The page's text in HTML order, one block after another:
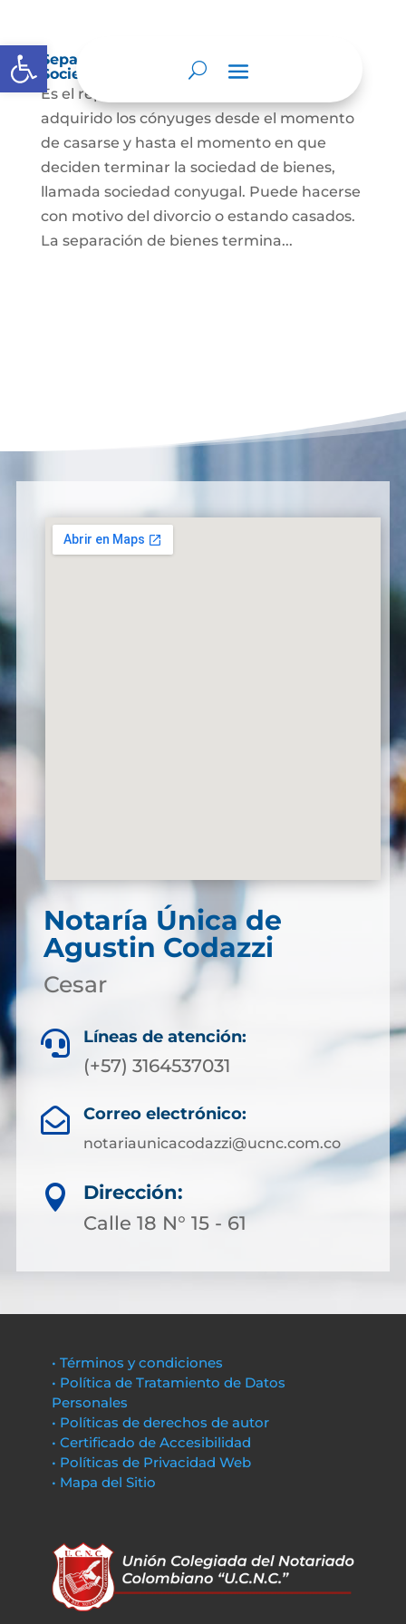
Abrir barra de herramientas
Separación de Bienes o Liquidación de
Sociedad Conyugal
Es el reparto de los bienes que han
adquirido los cónyuges desde el momento
de casarse y hasta el momento en que
deciden terminar la sociedad de bienes,
llamada sociedad conyugal. Puede hacerse
con motivo del divorcio o estando casados.
La separación de bienes termina...
Notaría Única de
Agustin Codazzi
Cesar
 Líneas de atención:
(+57) 3164537031
 Correo electrónico:
notariaunicacodazzi@ucnc.com.co

Dirección:
Calle 18 N° 15 - 61
• Términos y condiciones
• Política de Tratamiento de Datos
Personales
• Políticas de derechos de autor
• Certificado de Accesibilidad
• Políticas de Privacidad Web
• Mapa del Sitio